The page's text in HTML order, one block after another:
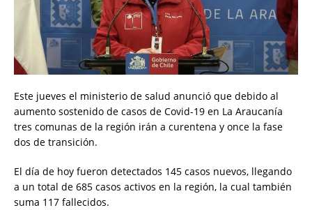
Este jueves el ministerio de salud anunció que debido al
aumento sostenido de casos de Covid-19 en La Araucanía
tres comunas de la región irán a curentena y once la fase
dos de transición.
El día de hoy fueron detectados 145 casos nuevos, llegando
a un total de 685 casos activos en la región, la cual también
suma 117 fallecidos.